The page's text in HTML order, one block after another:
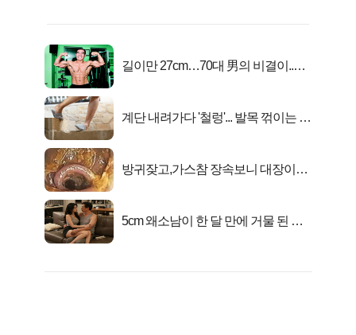
길이만 27cm…70대 男의 비결이..충
계단 내려가다 '철렁'... 발목 꺾이는 이
방귀잦고,가스참 장속보니 대장이아
5cm 왜소남이 한 달 만에 거물 된 사